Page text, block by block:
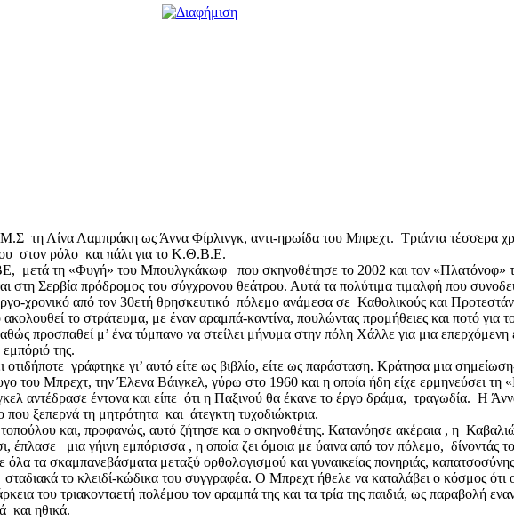
Λίνα Λαμπράκη ως Άννα Φίρλινγκ, αντι-ηρωίδα του Μπρεχτ. Τριάντα τέσσερα
στον ρόλο και πάλι για το Κ.Θ.Β.Ε.
μετά τη «Φυγή» του Μπουλγκάκωφ που σκηνοθέτησε το 2002 και τον «Πλατόνοφ»
στη Σερβία πρόδρομος του σύγχρονου θεάτρου. Αυτά τα πολύτιμα τιμαλφή που
χρονικό από τον 30ετή θρησκευτικό πόλεμο ανάμεσα σε Καθολικούς και
το στράτευμα, με έναν αραμπά-καντίνα, πουλώντας προμήθειες και ποτό για
προσπαθεί μ’ ένα τύμπανο να στείλει μήνυμα στην πόλη Χάλλε για μια
της.
γράφτηκε γι’ αυτό είτε ως βιβλίο, είτε ως παράσταση. Κράτησα μια
του Μπρεχτ, την Έλενα Βάιγκελ, γύρω στο 1960 και η οποία ήδη είχε ερμηνεύσει τη
αντέδρασε έντονα και είπε ότι η Παξινού θα έκανε το έργο δράμα, τραγωδία. Η
ξεπερνά τη μητρότητα και άτεγκτη τυχοδιώκτρια.
και, προφανώς, αυτό ζήτησε και ο σκηνοθέτης. Κατανόησε ακέραια , η
μια γήινη εμπόρισσα , η οποία ζει όμοια με ύαινα από τον πόλεμο, δίνοντάς
όλα τα σκαμπανεβάσματα μεταξύ ορθολογισμού και γυναικείας πονηριάς,
το κλειδί-κώδικα του συγγραφέα. Ο Μπρεχτ ήθελε να καταλάβει ο κόσμος
του τριακονταετή πολέμου τον αραμπά της και τα τρία της παιδιά, ως παραβολή
και ηθικά.